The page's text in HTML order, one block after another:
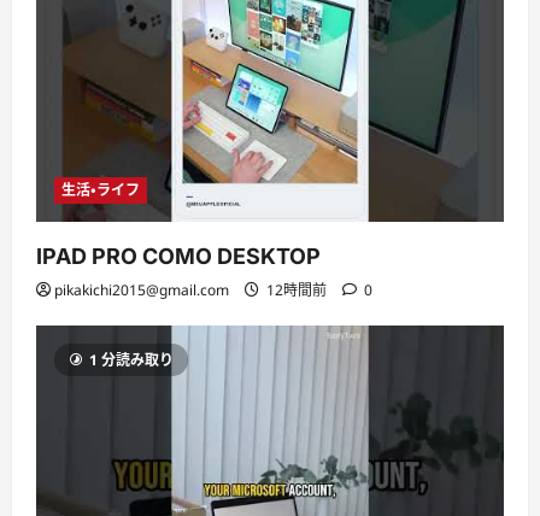
チョコレート
生活・ライフ
IPAD PRO COMO DESKTOP
pikakichi2015@gmail.com 12時間前 0
1 分読み取り